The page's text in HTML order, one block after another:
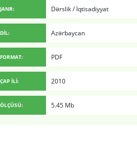
JANR: Dərslik/İqtisadiyyat
DİL: Azərbaycan
FORMAT: PDF
ÇAP İLİ: 2010
ÖLÇÜSÜ: 5.45 Mb